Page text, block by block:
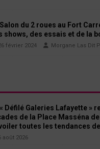
Salon du 2 roues au Fort
shows, des essais et de la
février 2024 Morgane Las Dit
« Défilé Galeries Lafayette »
de la Place Masséna
toutes les tendances
août 2026